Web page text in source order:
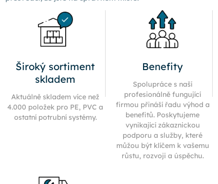
Široký sortiment
skladem
Aktuálně skladem více než
4.000 položek pro PE, PVC a
ostatní potrubní systémy.
Benefity
Spolupráce s naší
profesionálně fungující
firmou přináší řadu výhod a
benefitů. Poskytujeme
vynikající zákaznickou
podporu a služby, které
můžou být klíčem k vašemu
růstu, rozvoji a úspěchu.